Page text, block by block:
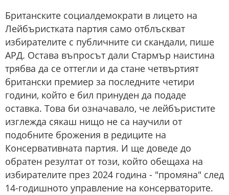
Британските социалдемократи в лицето на
Лейбъристката партия само отблъскват
избирателите с публичните си скандали, пише
АРД. Остава въпросът дали Стармър наистина
трябва да се оттегли и да стане четвъртият
британски премиер за последните четири
години, който е бил принуден да подаде
оставка. Това би означавало, че лейбъристите
изглежда сякаш нищо не са научили от
подобните брожения в редиците на
Консервативната партия. И ще доведе до
обратен резултат от този, който обещаха на
избирателите през 2024 година - "промяна" след
14-годишното управление на консерваторите.